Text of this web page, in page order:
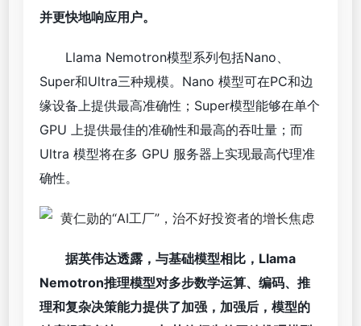
并更快地响应用户。
Llama Nemotron模型系列包括Nano、
Super和Ultra三种规模。Nano 模型可在PC和边
缘设备上提供最高准确性；Super模型能够在单个
GPU 上提供最佳的准确性和最高的吞吐量；而
Ultra 模型将在多 GPU 服务器上实现最高代理准
确性。
据英伟达透露，与基础模型相比，Llama
Nemotron推理模型对多步数学运算、编码、推
理和复杂决策能力提供了加强，加强后，模型的